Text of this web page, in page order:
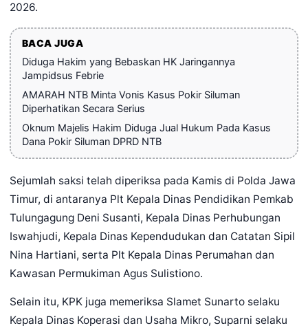
2026.
BACA JUGA
Diduga Hakim yang Bebaskan HK Jaringannya
Jampidsus Febrie
AMARAH NTB Minta Vonis Kasus Pokir Siluman
Diperhatikan Secara Serius
Oknum Majelis Hakim Diduga Jual Hukum Pada Kasus
Dana Pokir Siluman DPRD NTB
Sejumlah saksi telah diperiksa pada Kamis di Polda Jawa
Timur, di antaranya Plt Kepala Dinas Pendidikan Pemkab
Tulungagung Deni Susanti, Kepala Dinas Perhubungan
Iswahjudi, Kepala Dinas Kependudukan dan Catatan Sipil
Nina Hartiani, serta Plt Kepala Dinas Perumahan dan
Kawasan Permukiman Agus Sulistiono.
Selain itu, KPK juga memeriksa Slamet Sunarto selaku
Kepala Dinas Koperasi dan Usaha Mikro, Suparni selaku